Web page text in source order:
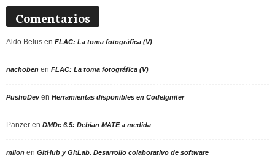
Comentarios
Aldo Belus en FLAC: La toma fotográfica (V)
nachoben en FLAC: La toma fotográfica (V)
PushoDeven Herramientas disponibles en CodeIgniter
Panzer en DMDc 6.5: Debian MATE a medida
milon en GitHub y GitLab. Desarrollo colaborativo de software